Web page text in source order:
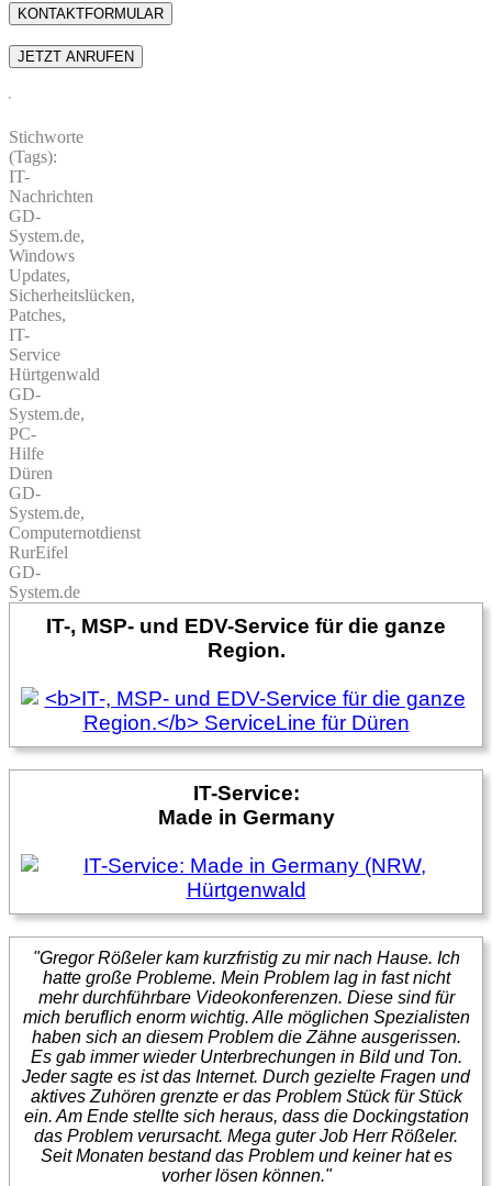
Stichworte
(Tags):
IT-
Nachrichten
GD-
System.de,
Windows
Updates,
Sicherheitslücken,
Patches,
IT-
Service
Hürtgenwald
GD-
System.de,
PC-
Hilfe
Düren
GD-
System.de,
Computernotdienst
RurEifel
GD-
System.de
IT-, MSP- und EDV-Service für die ganze
Region.
IT-Service:
Made in Germany
"Gregor Rößeler kam kurzfristig zu mir nach Hause. Ich
hatte große Probleme. Mein Problem lag in fast nicht
mehr durchführbare Videokonferenzen. Diese sind für
mich beruflich enorm wichtig. Alle möglichen Spezialisten
haben sich an diesem Problem die Zähne ausgerissen.
Es gab immer wieder Unterbrechungen in Bild und Ton.
Jeder sagte es ist das Internet. Durch gezielte Fragen und
aktives Zuhören grenzte er das Problem Stück für Stück
ein. Am Ende stellte sich heraus, dass die Dockingstation
das Problem verursacht. Mega guter Job Herr Rößeler.
Seit Monaten bestand das Problem und keiner hat es
vorher lösen können."